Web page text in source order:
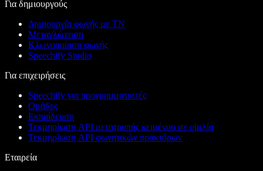
Για δημιουργούς
Δημιουργία φωνής με ΤΝ
Μεταγλώττιση
Κλωνοποίηση φωνής
Speechify Studio
Για επιχειρήσεις
Speechify για προγραμματιστές
Ομάδες
Εκπαίδευση
Τεκμηρίωση API μετατροπής κειμένου σε ομιλία
Τεκμηρίωση API φωνητικών πρακτόρων
Εταιρεία